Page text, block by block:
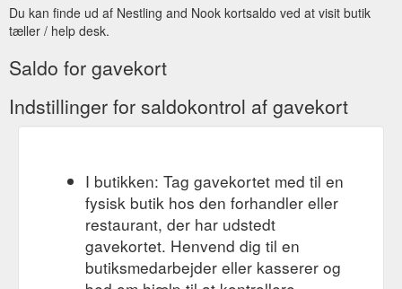
Du kan finde ud af Nestling and Nook kortsaldo ved at visit butik
tæller / help desk.
Saldo for gavekort
Indstillinger for saldokontrol af gavekort
I butikken: Tag gavekortet med til en
fysisk butik hos den forhandler eller
restaurant, der har udstedt
gavekortet. Henvend dig til en
butiksmedarbejder eller kasserer og